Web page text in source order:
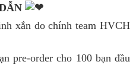
xắn do chính team HVCH
pre-order cho 100 bạn đầu